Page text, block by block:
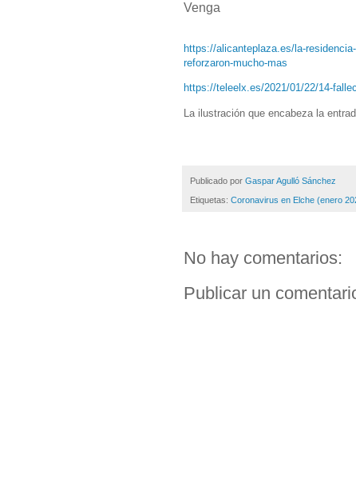
Venga
https://alicanteplaza.es/la-
reforzaron-mucho-mas
https://teleelx.es/2021/01/22/14-
La ilustración que encabeza la
Publicado por Gaspar Agulló Sánchez
Etiquetas: Coronavirus en Elche (enero
No hay comentarios:
Publicar un